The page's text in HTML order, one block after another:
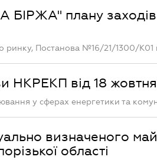
плану
ринку, Постанова №16/21/1300/К01
НКРЕКП від 18
у сферах енергетики та
визначеного
області